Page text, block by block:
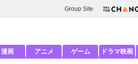
Group Site
漫画 アニメ ゲーム ドラマ映画